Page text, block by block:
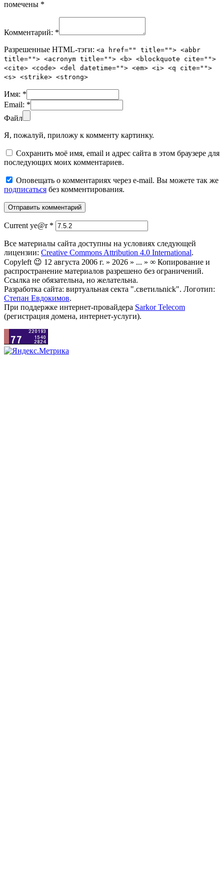
помечены *
Комментарий: *
Разрешенные HTML-тэги: <a href="" title=""> <abbr
title=""> <acronym title=""> <b> <blockquote cite="">
<cite> <code> <del datetime=""> <em> <i> <q cite="">
<s> <strike> <strong>
Имя: *
Email: *
Файл
Я, пожалуй, приложу к комменту картинку.
Сохранить моё имя, email и адрес сайта в этом браузере для
последующих моих комментариев.
Оповещать о комментариях через e-mail. Вы можете так же
подписаться без комментирования.
Current ye@r *
Все материалы сайта доступны на условиях следующей
лицензии: Creative Commons Attribution 4.0 International.
Copyleft 😉 12 августа 2006 г. » 2026 » ... » ∞ Копирование и
распространение материалов разрешено без ограничений.
Ссылка не обязательна, но желательна.
Разработка сайта: виртуальная секта ".светильnick". Логотип:
Степан Евдокимов.
При поддержке интернет-провайдера Sarkor Telecom
(регистрация домена, интернет-услуги).